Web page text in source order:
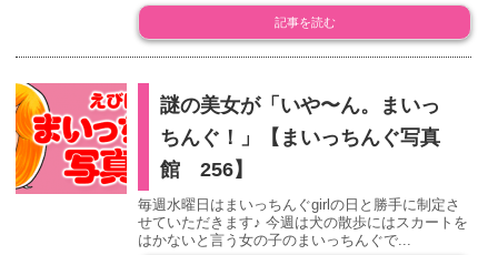
記事を読む
謎の美女が「いや〜ん。まいっ
ちんぐ！」【まいっちんぐ写真
館 256】
毎週水曜日はまいっちんぐgirlの日と勝手に制定さ
せていただきます♪ 今週は犬の散歩にはスカートを
はかないと言う女の子のまいっちんぐで...